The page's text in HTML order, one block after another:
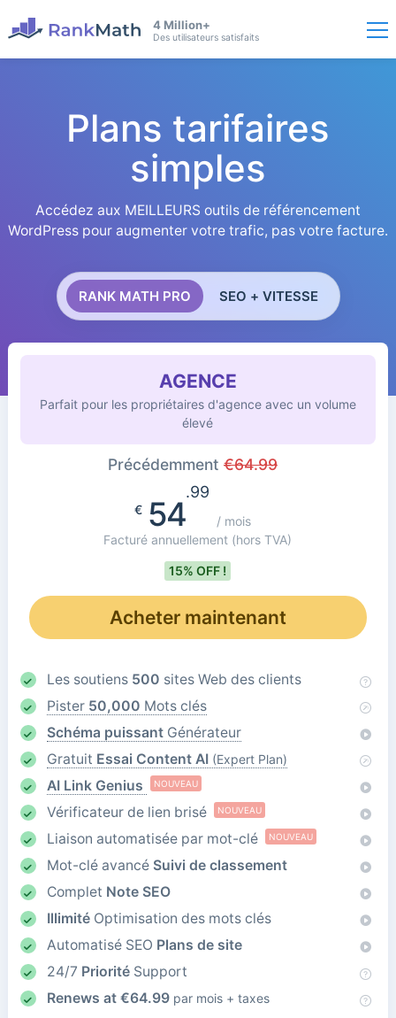
4 Million+
Des utilisateurs satisfaits
Plans tarifaires
simples
Accédez aux MEILLEURS outils de référencement
WordPress pour augmenter votre trafic, pas votre facture.
RANK MATH PRO SEO + VITESSE
AGENCE
Parfait pour les propriétaires d'agence avec un volume
élevé
Précédemment €64.99
€54
.99
/ mois
Facturé annuellement (hors TVA)
15% OFF !
Acheter maintenant
Les soutiens 500 sites Web des clients
Pister 50,000 Mots clés
Schéma puissantGénérateur
Gratuit Essai Content AI (Expert Plan)
AI Link Genius NOUVEAU
Vérificateur de lien brisé NOUVEAU
Liaison automatisée par mot-clé NOUVEAU
Mot-clé avancé Suivi de classement
Complet Note SEO
IllimitéOptimisation des mots clés
Automatisé SEO Plans de site
24/7 PrioritéSupport
Renews at €64.99 par mois + taxes